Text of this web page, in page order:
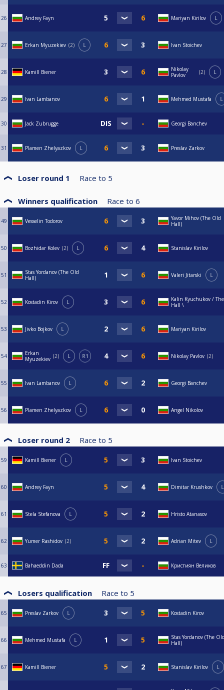
26 Andrey Fayn Mariyan Kirilov L
27 Erkan Myuzekiev 2 L Ivan Stoichev
28 Kamill Biener
Nikolay
Pavlov
2 L
29 Ivan Lambanov Mehmed Mustafa L
30 Jack Zubrugge Georgi Banchev
31 Plamen Zhelyazkov L Preslav Zarkov
Loser round 1 Race to 5
Winners qualification Race to 6
49 Vesselin Todorov
Yavor Mihov (The Old
Hall)
50 Bozhidar Kolev 2 L Stanislav Kirilov
51
Stas Yordanov (The Old
Hall)
Valeri Jitarski L
52 Kostadin Kirov L
Kalin Kyuchukov /
Hall \
53 Jivko Bojkov L Mariyan Kirilov
54
Erkan
Myuzekiev 2 L R1 Nikolay Pavlov 2
55 Ivan Lambanov L Georgi Banchev
56 Plamen Zhelyazkov L Angel Nikolov
Loser round 2 Race to 5
59 Kamill Biener L Ivan Stoichev
60 Andrey Fayn Dimitar Krushkov L
61 Stela Stefanova L Hristo Atanasov
62 Yumer Rashidov 2 Adrian Mitev L
63 Bahaeddin Dada Кристиян Великов
Losers qualification Race to 5
65 Preslav Zarkov L Kostadin Kirov
66 Mehmed Mustafa L
Stas Yordanov (The
Hall)
67 Kamill Biener Stanislav Kirilov L